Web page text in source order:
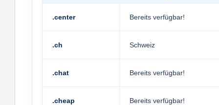
.center Bereits verfügbar!
.ch Schweiz
.chat Bereits verfügbar!
.cheap Bereits verfügbar!